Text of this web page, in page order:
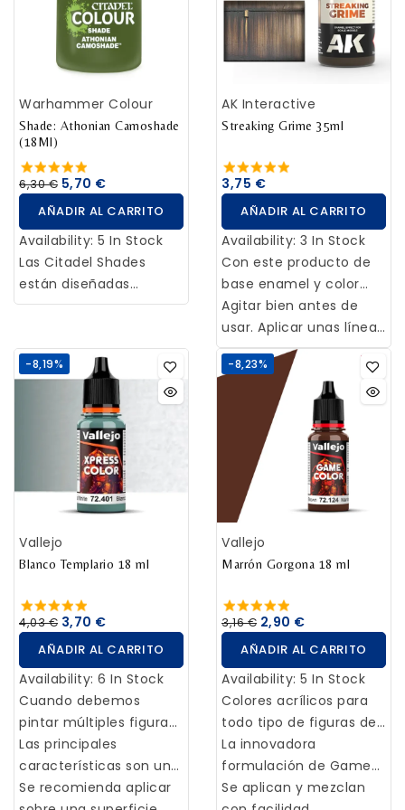
temperaturas. No hay
una fecha mínima, ni
máxima a partir de la
cual se generarán los
hongos, pero una buena
conservación extenderá
su efectividad muchos
meses.
Warhammer Colour
Shade: Athonian Camoshade
(18Ml)
6,30 € 5,70 €
AÑADIR AL CARRITO
Availability: 5 In Stock
Las Citadel Shades
están diseñadas
especialmente para
pinturas y en los huecos
de tus miniaturas,
definiendo detalles y
acentuando los
recovecos. Una vez
aplicadas se secan y
ofrecen un sombreado
muy efectivo para tus
AK Interactive
Streaking Grime 35ml
3,75 €
AÑADIR AL CARRITO
Availability: 3 In Stock
Con este producto de
base enamel y color
ligeramente verdoso-
amarronado, el
modelista puede
representar fácilmente
efectos de suciedad
escurrida y acumulada
en cualquier tipo de
maqueta.
Agitar bien antes de
usar. Aplicar unas líneas
irregulares con un
pincel desde la parte
superior de un panel y
difuminar con un pincel
limpio y humedecido en
White Spirit después de
unos minutos, para
suavizar el efecto.
-8,19%
Vallejo
Blanco Templario 18 ml
4,03 € 3,70 €
AÑADIR AL CARRITO
Availability: 6 In Stock
Cuando debemos
pintar múltiples figuras
de una forma rápida, la
alternativa es usar
Xpress Color, colores
Las principales
características son una
excelente capilaridad
Se recomienda aplicar
-8,23%
Vallejo
Marrón Gorgona 18 ml
3,16 € 2,90 €
AÑADIR AL CARRITO
Availability: 5 In Stock
Colores acrílicos para
todo tipo de figuras de
Fantasía y Wargames.
La innovadora
formulación de Game
Color presenta una
Se aplican y mezclan